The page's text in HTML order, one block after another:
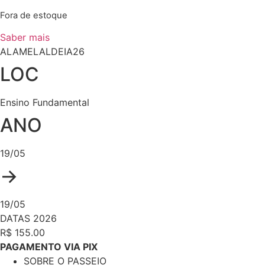
Fora de estoque
Saber mais
ALAMELALDEIA26
LOC
Ensino Fundamental
ANO
19/05
→
19/05
DATAS 2026
R$ 155.00
PAGAMENTO VIA PIX
SOBRE O PASSEIO